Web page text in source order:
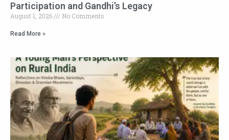
Participation and Gandhi’s Legacy
August 1, 2026 No Comments
Read More »